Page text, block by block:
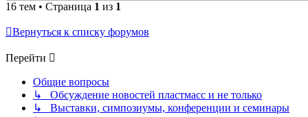
16 тем • Страница 1 из 1
Вернуться к списку форумов
Перейти
Общие вопросы
↳ Обсуждение новостей пластмасс и не только
↳ Выставки, симпозиумы, конференции и семинары